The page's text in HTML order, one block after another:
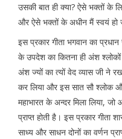
उसकी बात ही क्या? ऐसे भक्तों के
और ऐसे भक्तों के अधीन मैं स्वयं हो
इस प्रकार गीता भगवान का
के उपदेश का कितना ही अंश श्लोकों
अंश ज्यों का त्यों वेद व्यास जी ने रख
कर लिया और इस सात सौ श्लोक और
महाभारत के अन्दर मिला लिया,
प्राप्त होती है। इस प्रकार गीता
साध्य और साधन दोनों का वर्णन